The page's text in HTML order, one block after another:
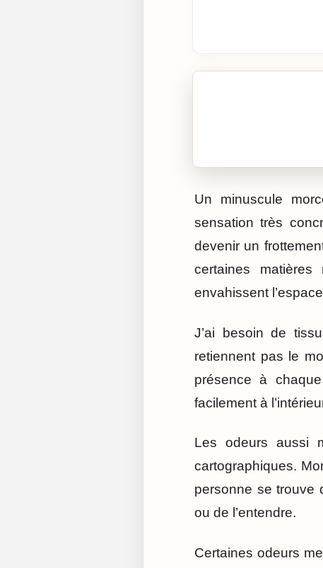
Un minuscule
sensation très
devenir un
certaines
envahissent
J’ai besoin de
retiennent pas le
présence à
facilement à
Les odeurs aussi
cartographiques.
personne se trouve
ou de l’entendre.
Certaines odeurs